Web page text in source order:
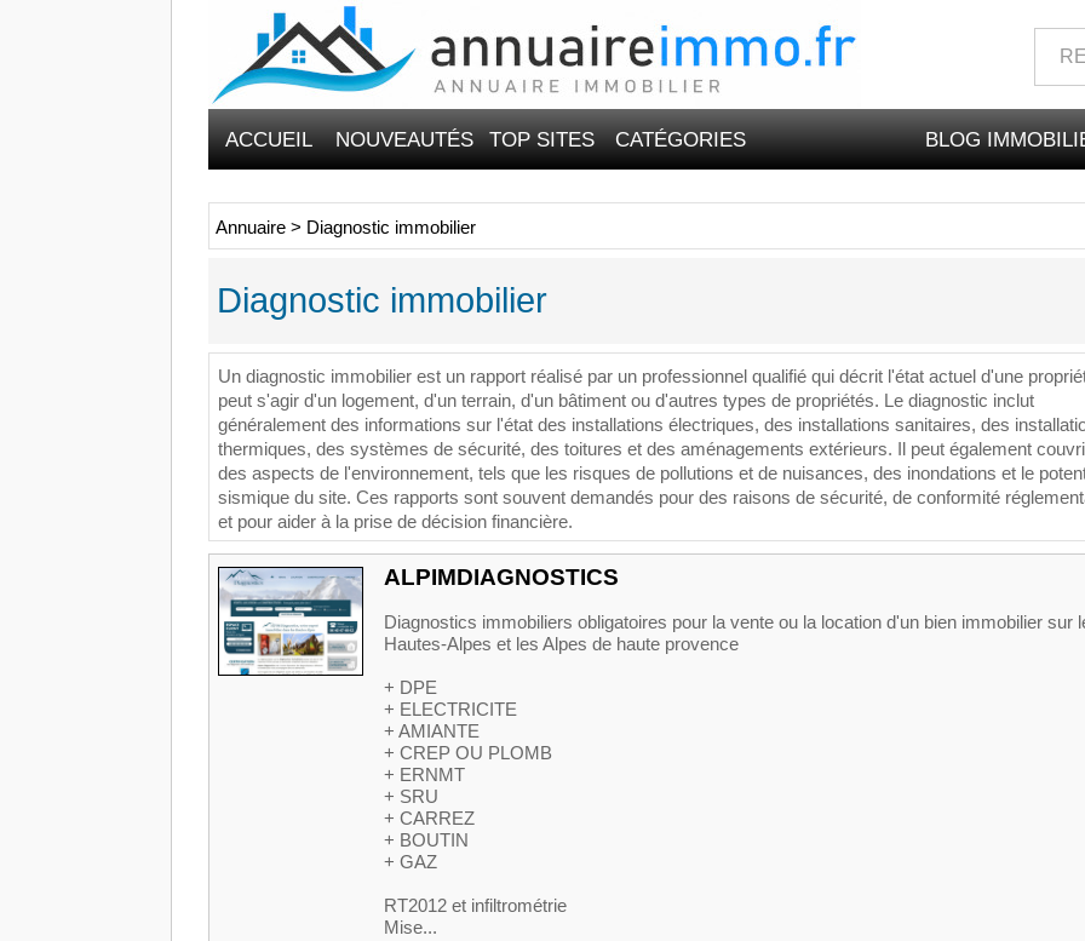
ACCUEIL NOUVEAUTÉS TOP SITES CATÉGORIES BLOG
Annuaire > Diagnostic immobilier
Diagnostic immobilier
Un diagnostic immobil ier est un rapport réalisé par un professionnel qual ifié qui décrit 'état actuel d'une propri
peut s'agir d'un logement, d'un terrain, d'un bâtiment ou d'autres types de propriétés. Le diagnostic incl ut
généralement des informations sur 'état des installations électriques, des installations sanitaires, des
thermiques, des systèmes de sécurité, des toitures et des aménagements extérieurs. peut également couv
des aspects de 'environnement, tels que les risques de poll utions et de nuisances, des inondations et le
sismique du site. Ces rapports sont souvent demandés pour des raisons de sécurité, de conformité réglement
et pour aider à la prise de décision financière.
ALPIMDIAGNOSTICS
Diagnostics immobiliers obligatoires pour la vente ou la location d'un bien immobilier sur
Hautes-Alpes et les Alpes de haute provence
+ DPE
+ ELECTRICITE
+ AMIANTE
+ CREP OU PLOMB
+ ERNMT
+ SRU
+ CARREZ
+ BOUTIN
+ GAZ
RT2012 et infiltrométrie
Mise...